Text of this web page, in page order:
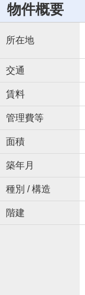
物件概要
所在地
交通
賃料
管理費等
面積
築年月
種別 / 構造
階建